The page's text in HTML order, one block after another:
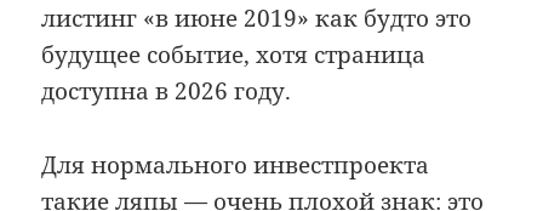
листинг «в июне 2019» как будто это
будущее событие, хотя страница
доступна в 2026 году.
Для нормального инвестпроекта
такие ляпы — очень плохой знак: это